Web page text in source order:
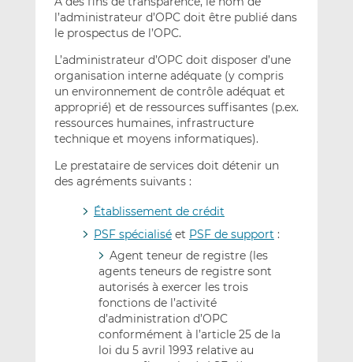
l’administrateur d’OPC doit être publié dans
le prospectus de l’OPC.
L’administrateur d’OPC doit disposer d’une
organisation interne adéquate (y compris
un environnement de contrôle adéquat et
approprié) et de ressources suffisantes (p.ex.
ressources humaines, infrastructure
technique et moyens informatiques).
Le prestataire de services doit détenir un
des agréments suivants :
Établissement de crédit
PSF spécialiséet PSF de support :
Agent teneur de registre (les
agents teneurs de registre sont
autorisés à exercer les trois
fonctions de l’activité
d’administration d’OPC
conformément à l’article 25 de la
loi du 5 avril 1993 relative au